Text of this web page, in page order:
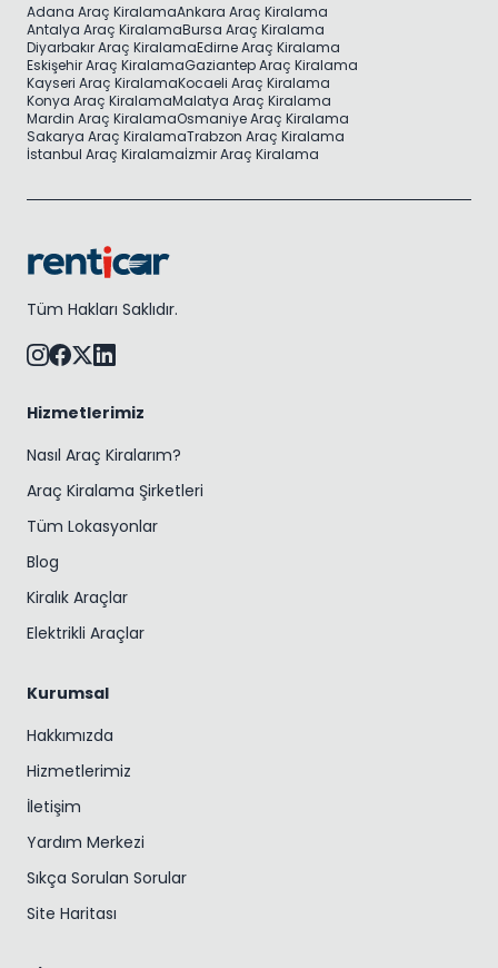
Adana Araç KiralamaAnkara Araç Kiralama
Antalya Araç KiralamaBursa Araç Kiralama
Diyarbakır Araç KiralamaEdirne Araç Kiralama
Eskişehir Araç KiralamaGaziantep Araç Kiralama
Kayseri Araç KiralamaKocaeli Araç Kiralama
Konya Araç KiralamaMalatya Araç Kiralama
Mardin Araç KiralamaOsmaniye Araç Kiralama
Sakarya Araç KiralamaTrabzon Araç Kiralama
İstanbul Araç Kiralamaİzmir Araç Kiralama
Tüm Hakları Saklıdır.
Hizmetlerimiz
Nasıl Araç Kiralarım?
Araç Kiralama Şirketleri
Tüm Lokasyonlar
Blog
Kiralık Araçlar
Elektrikli Araçlar
Kurumsal
Hakkımızda
Hizmetlerimiz
İletişim
Yardım Merkezi
Sıkça Sorulan Sorular
Site Haritası